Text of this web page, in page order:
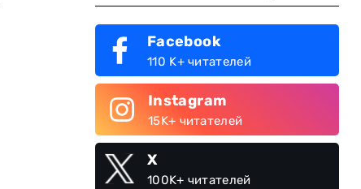
Facebook
110 K+ читателей
Instagram
15K+ читателей
X
100K+ читателей